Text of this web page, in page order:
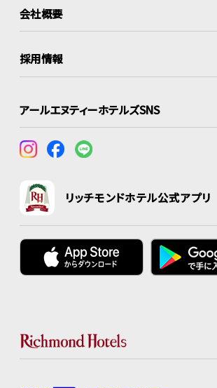
会社概要
採用情報
アールエヌティーホテルズSNS
リッチモンドホテル公式アプリ